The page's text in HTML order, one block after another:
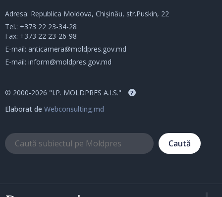
Adresa: Republica Moldova, Chișinău, str.Puskin, 22
Tel.: +373 22 23-34-28
Fax: +373 22 23-26-98
E-mail: anticamera@moldpres.gov.md
E-mail: inform@moldpres.gov.md
© 2000-2026 "I.P. MOLDPRES A.I.S." ?
Elaborat de Webconsulting.md
Caută